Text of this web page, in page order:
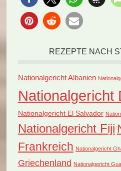
REZEPTE NACH
Nationalgericht Albanien
Nationalgericht
Nationalgericht El Salvador
Nationalgericht Fiji
Frankreich Nationalgericht
Griechenland Nationalgericht